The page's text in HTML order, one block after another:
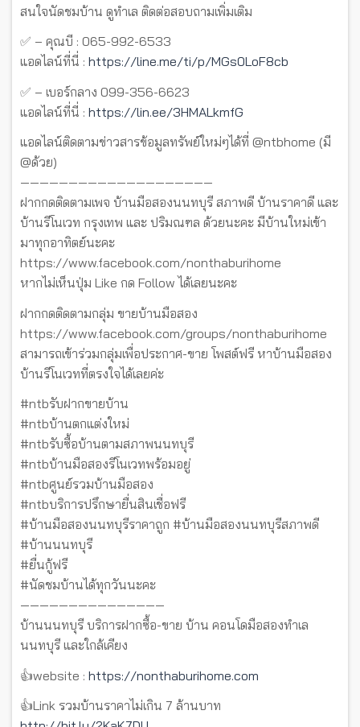
สนใจนัดชมบ้าน ดูทำเล ติดต่อสอบถามเพิ่มเติม
✅ – คุณบี : 065-992-6533
แอดไลน์ที่นี่ : https://line.me/ti/p/MGs0LoF8cb
✅ – เบอร์กลาง 099-356-6623
แอดไลน์ที่นี่ : https://lin.ee/3HMALkmfG
แอดไลน์ติดตามข่าวสารข้อมูลทรัพย์ใหม่ๆได้ที่ @ntbhome (มี
@ด้วย)
————————————————————
ฝากกดติดตามเพจ บ้านมือสองนนทบุรี สภาพดี บ้านราคาดี และ
บ้านรีโนเวท กรุงเทพ และ ปริมณฑล ด้วยนะคะ มีบ้านใหม่เข้า
มาทุกอาทิตย์นะคะ
https://www.facebook.com/nonthaburihome
หากไม่เห็นปุ่ม Like กด Follow ได้เลยนะคะ
ฝากกดติดตามกลุ่ม ขายบ้านมือสอง
https://www.facebook.com/groups/nonthaburihome
สามารถเข้าร่วมกลุ่มเพื่อประกาศ-ขาย โพสต์ฟรี หาบ้านมือสอง
บ้านรีโนเวทที่ตรงใจได้เลยค่ะ
#ntbรับฝากขายบ้าน
#ntbบ้านตกแต่งใหม่
#ntbรับซื้อบ้านตามสภาพนนทบุรี
#ntbบ้านมือสองรีโนเวทพร้อมอยู่
#ntbศูนย์รวมบ้านมือสอง
#ntbบริการปรึกษายื่นสินเชื่อฟรี
#บ้านมือสองนนทบุรีราคาถูก #บ้านมือสองนนทบุรีสภาพดี
#บ้านนนทบุรี
#ยื่นกู้ฟรี
#นัดชมบ้านได้ทุกวันนะคะ
———————————————
บ้านนนทบุรี บริการฝากซื้อ-ขาย บ้าน คอนโดมือสองทำเล
นนทบุรี และใกล้เคียง
👍website : https://nonthaburihome.com
👍Link รวมบ้านราคาไม่เกิน 7 ล้านบาท